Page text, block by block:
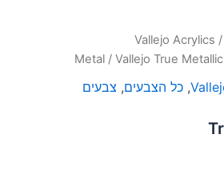
Vallejo Acrylics /
Metal / Vallejo True
, כל הצבעים, צבעים